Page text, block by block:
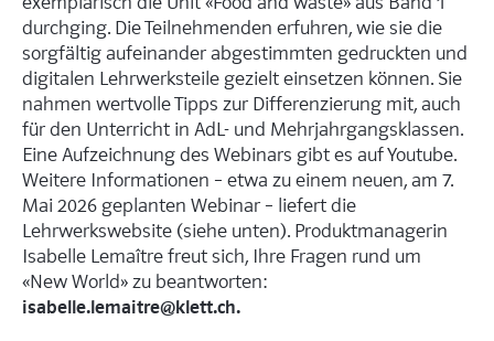
durchging. Die Teilnehmenden erfuhren, wie sie die
sorgfältig aufeinander abgestimmten gedruckten und
digitalen Lehrwerksteile gezielt einsetzen können. Sie
nahmen wertvolle Tipps zur Differenzierung mit, auch
für den Unterricht in AdL- und Mehrjahrgangsklassen.
Eine Aufzeichnung des Webinars gibt es auf Youtube.
Weitere Informationen – etwa zu einem neuen, am 7.
Mai 2026 geplanten Webinar – liefert die
Lehrwerkswebsite (siehe unten). Produktmanagerin
Isabelle Lemaître freut sich, Ihre Fragen rund um
«New World» zu beantworten:
isabelle.lemaitre@klett.ch.